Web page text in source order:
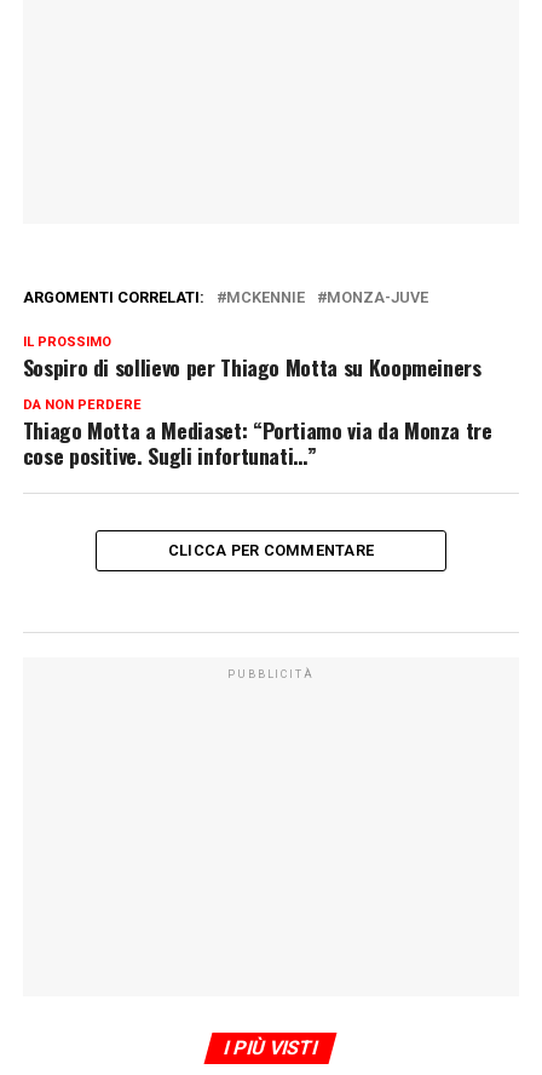
ARGOMENTI CORRELATI: MCKENNIE MONZA-JUVE
IL PROSSIMO
Sospiro di sollievo per Thiago Motta su Koopmeiners
DA NON PERDERE
Thiago Motta a Mediaset: “Portiamo via da Monza tre
cose positive. Sugli infortunati…”
CLICCA PER COMMENTARE
PUBBLICITÀ
I PIÙ VISTI